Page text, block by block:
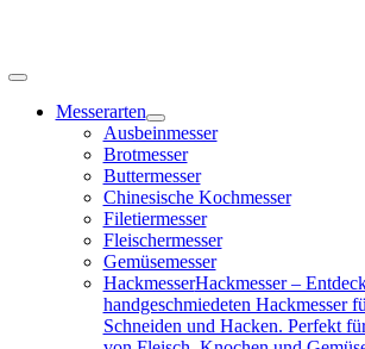
Toggle
NavigationMesserarten
Ausbeinmesser
Brotmesser
Buttermesser
Chinesische Kochmesser
Filetiermesser
Fleischermesser
Gemüsemesser
HackmesserHackmesser –
handgeschmiedeten Hackmesser
Schneiden und Hacken. Perfekt